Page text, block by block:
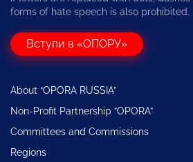
forms of hate speech is also prohibited.
Вступи в «ОПОРУ»
About “OPORA RUSSIA”
Non-Profit Partnership “OPORA”
Committees and Commissions
Regions